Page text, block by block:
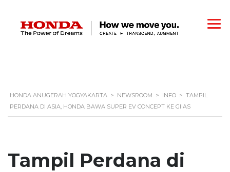
HONDA ANUGERAH YOGYAKARTA > NEWSROOM > INFO > TAMPIL
PERDANA DI ASIA, HONDA BAWA SUPER EV CONCEPT KE GIIAS
Tampil Perdana di